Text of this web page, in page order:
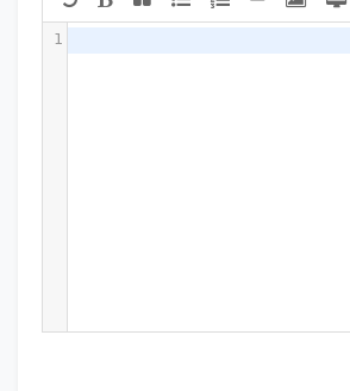
1